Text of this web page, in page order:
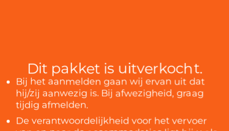
Dit pakket is uitverkocht.
Bij het aanmelden gaan wij ervan uit dat
hij/zij aanwezig is. Bij afwezigheid, graag
tijdig afmelden.
De verantwoordelijkheid voor het vervoer